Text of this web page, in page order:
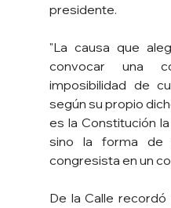
presidente.
"La causa que
convocar una
imposibilidad de
según su propio
es la Constitución
sino la forma de
congresista en un
De la Calle